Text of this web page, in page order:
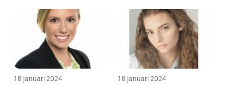
18 januari 2024 18 januari 2024